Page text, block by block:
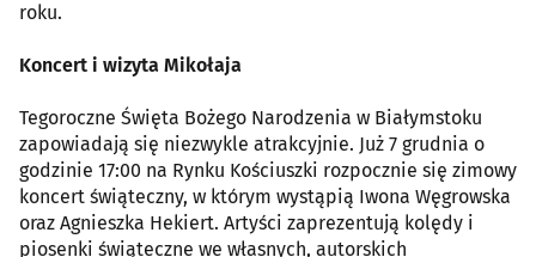
roku.
Koncert i wizyta Mikołaja
Tegoroczne Święta Bożego Narodzenia w Białymstoku
zapowiadają się niezwykle atrakcyjnie. Już 7 grudnia o
godzinie 17:00 na Rynku Kościuszki rozpocznie się zimowy
koncert świąteczny, w którym wystąpią Iwona Węgrowska
oraz Agnieszka Hekiert. Artyści zaprezentują kolędy i
piosenki świąteczne we własnych, autorskich